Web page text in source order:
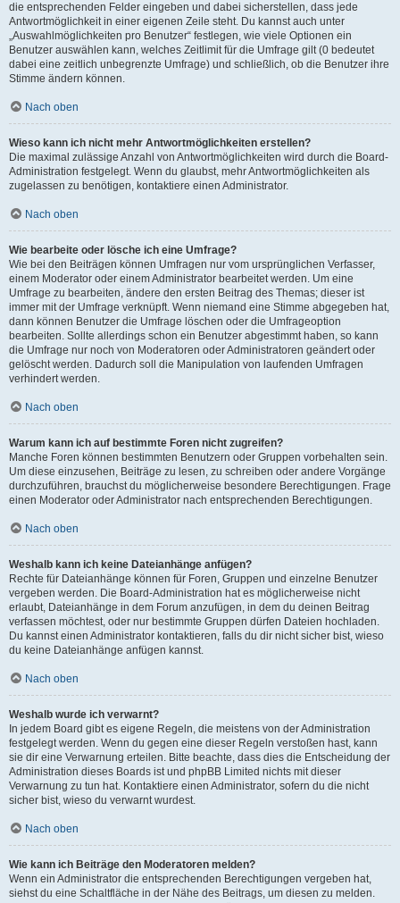
die entsprechenden Felder eingeben und dabei sicherstellen, dass jede
Antwortmöglichkeit in einer eigenen Zeile steht. Du kannst auch unter
„Auswahlmöglichkeiten pro Benutzer“ festlegen, wie viele Optionen ein
Benutzer auswählen kann, welches Zeitlimit für die Umfrage gilt (0 bedeutet
dabei eine zeitlich unbegrenzte Umfrage) und schließlich, ob die Benutzer ihre
Stimme ändern können.
Nach oben
Wieso kann ich nicht mehr Antwortmöglichkeiten erstellen?
Die maximal zulässige Anzahl von Antwortmöglichkeiten wird durch die Board-
Administration festgelegt. Wenn du glaubst, mehr Antwortmöglichkeiten als
zugelassen zu benötigen, kontaktiere einen Administrator.
Nach oben
Wie bearbeite oder lösche ich eine Umfrage?
Wie bei den Beiträgen können Umfragen nur vom ursprünglichen Verfasser,
einem Moderator oder einem Administrator bearbeitet werden. Um eine
Umfrage zu bearbeiten, ändere den ersten Beitrag des Themas; dieser ist
immer mit der Umfrage verknüpft. Wenn niemand eine Stimme abgegeben hat,
dann können Benutzer die Umfrage löschen oder die Umfrageoption
bearbeiten. Sollte allerdings schon ein Benutzer abgestimmt haben, so kann
die Umfrage nur noch von Moderatoren oder Administratoren geändert oder
gelöscht werden. Dadurch soll die Manipulation von laufenden Umfragen
verhindert werden.
Nach oben
Warum kann ich auf bestimmte Foren nicht zugreifen?
Manche Foren können bestimmten Benutzern oder Gruppen vorbehalten sein.
Um diese einzusehen, Beiträge zu lesen, zu schreiben oder andere Vorgänge
durchzuführen, brauchst du möglicherweise besondere Berechtigungen. Frage
einen Moderator oder Administrator nach entsprechenden Berechtigungen.
Nach oben
Weshalb kann ich keine Dateianhänge anfügen?
Rechte für Dateianhänge können für Foren, Gruppen und einzelne Benutzer
vergeben werden. Die Board-Administration hat es möglicherweise nicht
erlaubt, Dateianhänge in dem Forum anzufügen, in dem du deinen Beitrag
verfassen möchtest, oder nur bestimmte Gruppen dürfen Dateien hochladen.
Du kannst einen Administrator kontaktieren, falls du dir nicht sicher bist, wieso
du keine Dateianhänge anfügen kannst.
Nach oben
Weshalb wurde ich verwarnt?
In jedem Board gibt es eigene Regeln, die meistens von der Administration
festgelegt werden. Wenn du gegen eine dieser Regeln verstoßen hast, kann
sie dir eine Verwarnung erteilen. Bitte beachte, dass dies die Entscheidung der
Administration dieses Boards ist und phpBB Limited nichts mit dieser
Verwarnung zu tun hat. Kontaktiere einen Administrator, sofern du die nicht
sicher bist, wieso du verwarnt wurdest.
Nach oben
Wie kann ich Beiträge den Moderatoren melden?
Wenn ein Administrator die entsprechenden Berechtigungen vergeben hat,
siehst du eine Schaltfläche in der Nähe des Beitrags, um diesen zu melden.